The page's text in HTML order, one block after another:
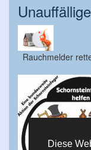
Diese
Rauchmelder